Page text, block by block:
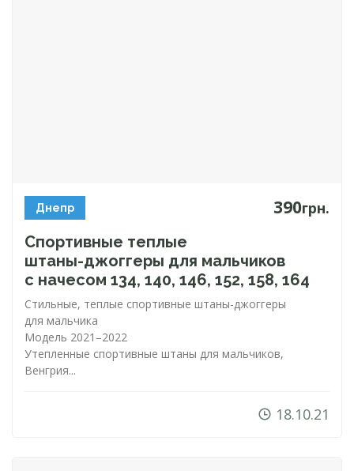
Днепр 390грн.
Спортивные теплые
штаны-джоггеры для мальчиков
с начесом 134, 140, 146, 152, 158, 164
Стильные, теплые спортивные штаны-джоггеры
для мальчика
Модель 2021–2022
Утепленные спортивные штаны для мальчиков,
Венгрия...
18.10.21